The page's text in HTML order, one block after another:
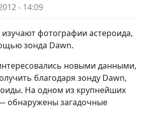
- 14:09
фотографии астероида,
зонда Dawn.
новыми данными,
благодаря зонду Dawn,
На одном из крупнейших
обнаружены загадочные